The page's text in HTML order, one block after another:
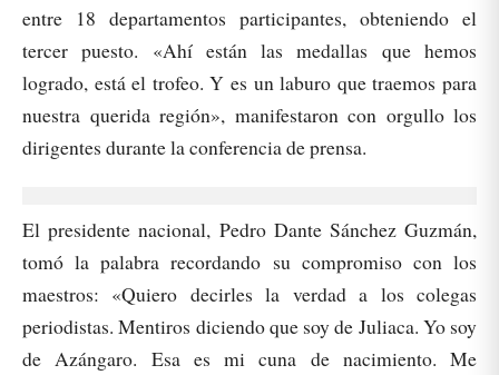
entre 18 departamentos participantes, obteniendo el
tercer puesto. «Ahí están las medallas que hemos
logrado, está el trofeo. Y es un laburo que traemos para
nuestra querida región», manifestaron con orgullo los
dirigentes durante la conferencia de prensa.
El presidente nacional, Pedro Dante Sánchez Guzmán,
tomó la palabra recordando su compromiso con los
maestros: «Quiero decirles la verdad a los colegas
periodistas. Mentiros diciendo que soy de Juliaca. Yo soy
de Azángaro. Esa es mi cuna de nacimiento. Me